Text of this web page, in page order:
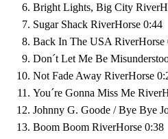
Bright Lights, Big City
Sugar Shack RiverHorse 0:44
Back In The USA RiverHorse
Don´t Let Me Be
Not Fade Away RiverHorse
You´re Gonna Miss Me
Johnny G. Goode / Bye Bye
Boom Boom RiverHorse 0:38